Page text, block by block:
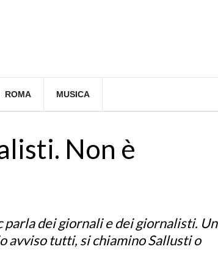
ROMA MUSICA
Non è
parla dei giornali e dei giornalisti. Un
avviso tutti, si chiamino Sallusti o